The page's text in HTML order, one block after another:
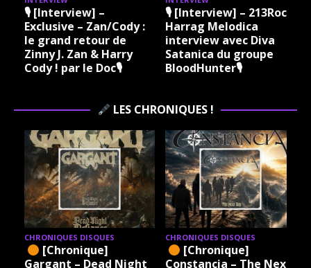
🎙 [Interview] –
Exclusive – Zan/Cody :
le grand retour de
Zinny J. Zan & Harry
Cody ! par le Doc🎙
🎙 [Interview] – 213Rock
Harrag Melodica
interview avec Diva
Satanica du groupe
BloodHunter🎙
LES CHRONIQUES !
CHRONIQUES DISQUES
[Chronique]
Gargant – Dead Night
CHRONIQUES DISQUES
[Chronique]
Constancia – The Next